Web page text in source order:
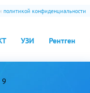
УЗИ Рентген
политикой конфиденциальности
9